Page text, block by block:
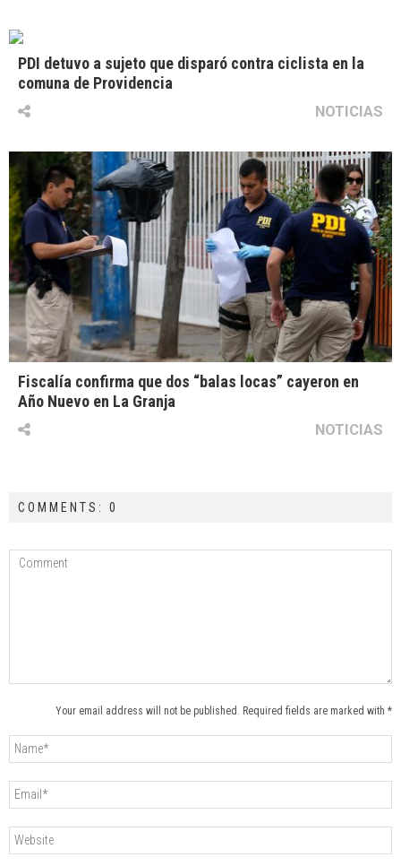
PDI detuvo a sujeto que disparó contra ciclista en la
comuna de Providencia
NOTICIAS
Fiscalía confirma que dos “balas locas” cayeron en
Año Nuevo en La Granja
NOTICIAS
COMMENTS: 0
Your email address will not be published. Required fields are marked with *